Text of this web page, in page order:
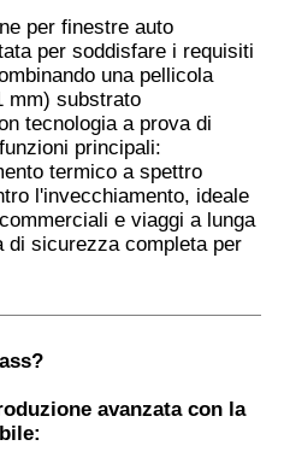
per finestre auto
per soddisfare i requisiti
una pellicola
mm) substrato
tecnologia a prova di
principali:
termico a spettro
l'invecchiamento, ideale
e viaggi a lunga
di sicurezza completa per
avanzata con la